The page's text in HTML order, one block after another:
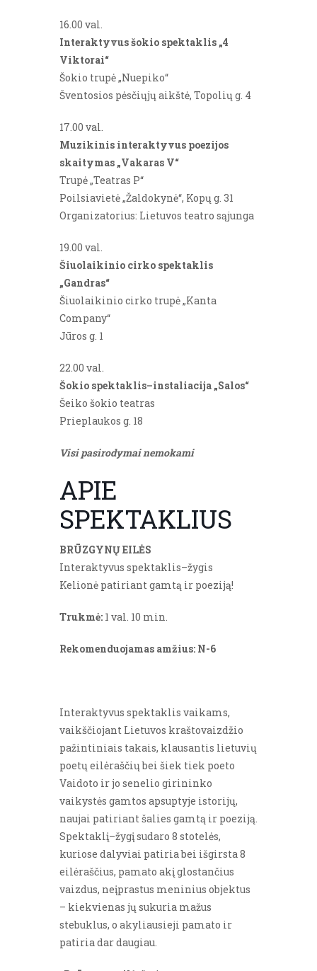
16.00 val.
Interaktyvus šokio spektaklis „4
Viktorai“
Šokio trupė „Nuepiko“
Šventosios pėsčiųjų aikštė, Topolių g. 4
17.00 val.
Muzikinis interaktyvus poezijos
skaitymas „Vakaras V“
Trupė „Teatras P“
Poilsiavietė „Žaldokynė“, Kopų g. 31
Organizatorius: Lietuvos teatro sąjunga
19.00 val.
Šiuolaikinio cirko spektaklis
„Gandras“
Šiuolaikinio cirko trupė „Kanta
Company“
Jūros g. 1
22.00 val.
Šokio spektaklis–instaliacija „Salos“
Šeiko šokio teatras
Prieplaukos g. 18
Visi pasirodymai nemokami
APIE
SPEKTAKLIUS
BRŪZGYNŲ EILĖS
Interaktyvus spektaklis–žygis
Kelionė patiriant gamtą ir poeziją!
Trukmė: 1 val. 10 min.
Rekomenduojamas amžius: N-6
Interaktyvus spektaklis vaikams,
vaikščiojant Lietuvos kraštovaizdžio
pažintiniais takais, klausantis lietuvių
poetų eilėraščių bei šiek tiek poeto
Vaidoto ir jo senelio girininko
vaikystės gamtos apsuptyje istorijų,
naujai patiriant šalies gamtą ir poeziją.
Spektaklį–žygį sudaro 8 stotelės,
kuriose dalyviai patiria bei išgirsta 8
eilėraščius, pamato akį glostančius
vaizdus, neįprastus meninius objektus
– kiekvienas jų sukuria mažus
stebuklus, o akyliausieji pamato ir
patiria dar daugiau.